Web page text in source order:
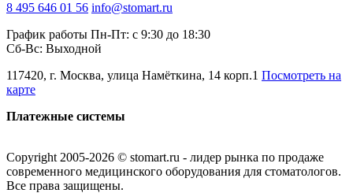
8 495 646 01 56 info@stomart.ru
График работы Пн-Пт: с 9:30 до 18:30
Сб-Вс: Выходной
117420, г. Москва, улица Намёткина, 14 корп.1 Посмотреть на
карте
Платежные системы
Copyright 2005-2026 © stomart.ru - лидер рынка по продаже
современного медицинского оборудования для стоматологов.
Все права защищены.